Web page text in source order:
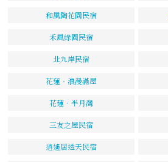
和風陶花園民宿
禾風綠園民宿
北九岸民宿
花蓮‧浪漫滿屋
花蓮‧半月灣
三友之屋民宿
逍遙居透天民宿